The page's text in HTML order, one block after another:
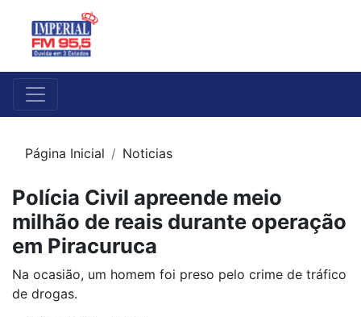
Página Inicial Noticias
Polícia Civil apreende meio
milhão de reais durante operação
em Piracuruca
Na ocasião, um homem foi preso pelo crime de tráfico
de drogas.